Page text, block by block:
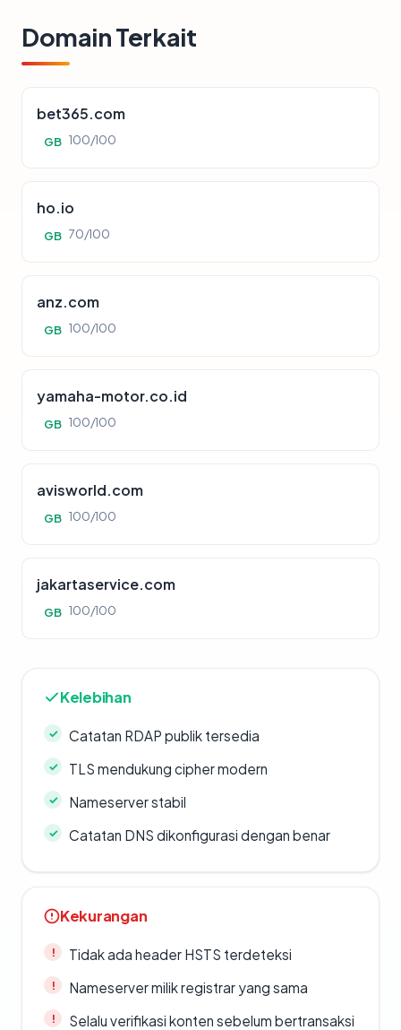
Domain Terkait
bet365.com
GB 100/100
ho.io
GB 70/100
anz.com
GB 100/100
yamaha-motor.co.id
GB 100/100
avisworld.com
GB 100/100
jakartaservice.com
GB 100/100
Kelebihan
Catatan RDAP publik tersedia
TLS mendukung cipher modern
Nameserver stabil
Catatan DNS dikonfigurasi dengan benar
Kekurangan
Tidak ada header HSTS terdeteksi
Nameserver milik registrar yang sama
Selalu verifikasi konten sebelum bertransaksi